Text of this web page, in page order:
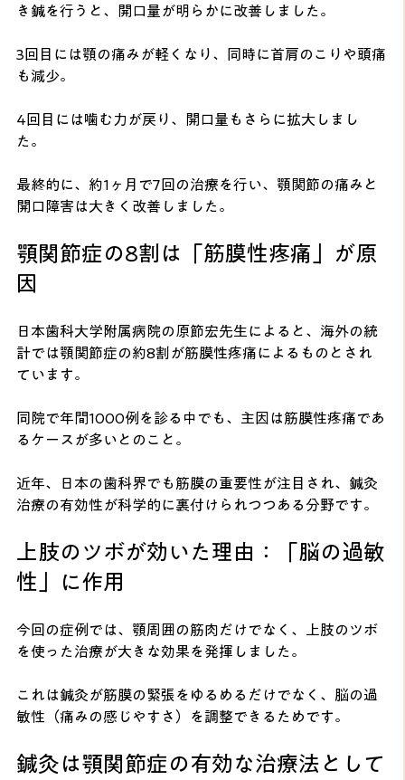
き鍼を行うと、開口量が明らかに改善しました。
3回目には顎の痛みが軽くなり、同時に首肩のこりや頭痛
も減少。
4回目には噛む力が戻り、開口量もさらに拡大しまし
た。
最終的に、約1ヶ月で7回の治療を行い、顎関節の痛みと
開口障害は大きく改善しました。
顎関節症の8割は「筋膜性疼痛」が原
因
日本歯科大学附属病院の原節宏先生によると、海外の統
計では顎関節症の約8割が筋膜性疼痛によるものとされ
ています。
同院で年間1000例を診る中でも、主因は筋膜性疼痛であ
るケースが多いとのこと。
近年、日本の歯科界でも筋膜の重要性が注目され、鍼灸
治療の有効性が科学的に裏付けられつつある分野です。
上肢のツボが効いた理由：「脳の過敏
性」に作用
今回の症例では、顎周囲の筋肉だけでなく、上肢のツボ
を使った治療が大きな効果を発揮しました。
これは鍼灸が筋膜の緊張をゆるめるだけでなく、脳の過
敏性（痛みの感じやすさ）を調整できるためです。
鍼灸は顎関節症の有効な治療法として